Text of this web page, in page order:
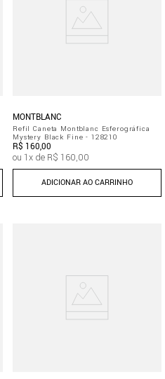
MONTBLANC
Refil Caneta Montblanc Esferográfica
Mystery Black Fine - 128210
R$ 160,00
ou 1x de R$ 160,00
ADICIONAR AO CARRINHO